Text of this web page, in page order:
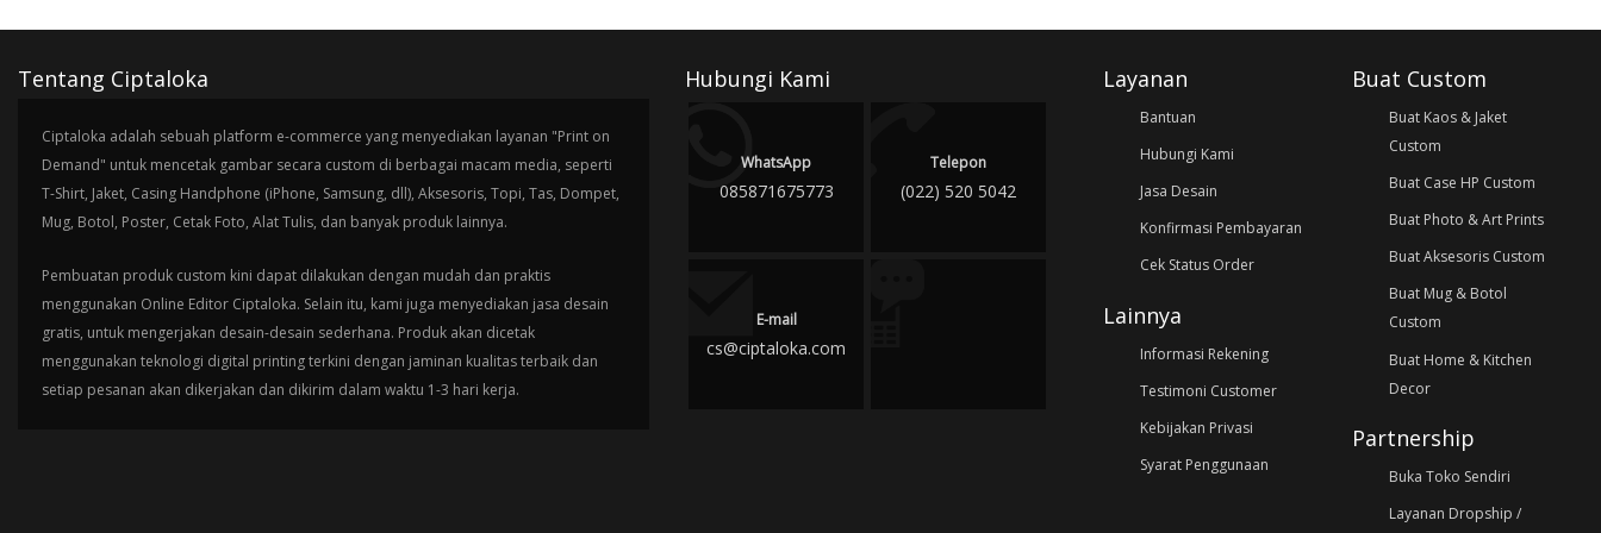
Tentang Ciptaloka
Ciptaloka adalah sebuah platform e-commerce yang menyediakan layanan "Print on
Demand" untuk mencetak gambar secara custom di berbagai macam media, seperti
T-Shirt, Jaket, Casing Handphone (iPhone, Samsung, dll), Aksesoris, Topi, Tas, Dompet,
Mug, Botol, Poster, Cetak Foto, Alat Tulis, dan banyak produk lainnya.
Pembuatan produk custom kini dapat dilakukan dengan mudah dan praktis
menggunakan Online Editor Ciptaloka. Selain itu, kami juga menyediakan jasa desain
gratis, untuk mengerjakan desain-desain sederhana. Produk akan dicetak
menggunakan teknologi digital printing terkini dengan jaminan kualitas terbaik dan
setiap pesanan akan dikerjakan dan dikirim dalam waktu 1-3 hari kerja.
Hubungi Kami
WhatsApp
085871675773
Telepon
(022) 520 5042
E-mail
cs@ciptaloka.com
Layanan
Bantuan
Hubungi Kami
Jasa Desain
Konfirmasi Pembayaran
Cek Status Order
Lainnya
Informasi Rekening
Testimoni Customer
Kebijakan Privasi
Syarat Penggunaan
Buat Custom
Buat Kaos & Jaket
Custom
Buat Case HP Custom
Buat Photo & Art Prints
Buat Aksesoris Custom
Buat Mug & Botol
Custom
Buat Home & Kitchen
Decor
Partnership
Buka Toko Sendiri
Layanan Dropship /